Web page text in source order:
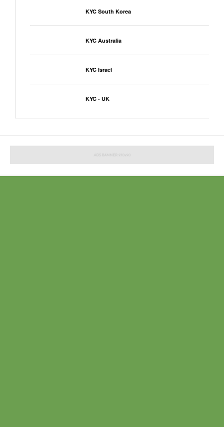
KYC South Korea
KYC Australia
KYC Israel
KYC - UK